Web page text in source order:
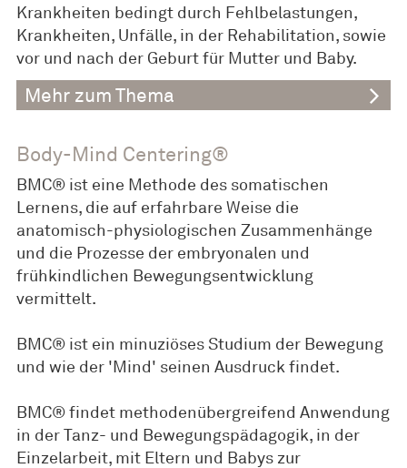
Krankheiten bedingt durch Fehlbelastungen,
Krankheiten, Unfälle, in der Rehabilitation, sowie
vor und nach der Geburt für Mutter und Baby.
Mehr zum Thema
Body-Mind Centering®
BMC® ist eine Methode des somatischen
Lernens, die auf erfahrbare Weise die
anatomisch-physiologischen Zusammenhänge
und die Prozesse der embryonalen und
frühkindlichen Bewegungsentwicklung
vermittelt.
BMC® ist ein minuziöses Studium der Bewegung
und wie der 'Mind' seinen Ausdruck findet.
BMC® findet methodenübergreifend Anwendung
in der Tanz- und Bewegungspädagogik, in der
Einzelarbeit, mit Eltern und Babys zur